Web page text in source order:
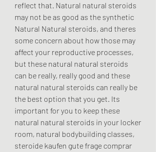
reflect that. Natural natural steroids
may not be as good as the synthetic
Natural Natural steroids, and theres
some concern about how those may
affect your reproductive processes,
but these natural natural steroids
can be really, really good and these
natural natural steroids can really be
the best option that you get. Its
important for you to keep these
natural natural steroids in your locker
room, natural bodybuilding classes,
steroide kaufen gute frage comprar